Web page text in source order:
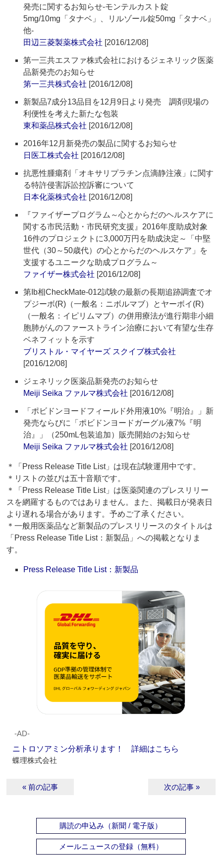
発売に関するお知らせ‐モンテルカスト錠
5mg/10mg「タナベ」、リルゾール錠50mg「タナベ」
他‐
田辺三菱製薬株式会社 [2016/12/08]
第一三共エスファ株式会社におけるジェネリック医薬
品新発売のお知らせ
第一三共株式会社 [2016/12/08]
新製品7成分13品目を12月9日より発売 調剤現場の
利便性を考えた新たな包装
東和薬品株式会社 [2016/12/08]
2016年12月新発売の製品に関するお知らせ
日医工株式会社 [2016/12/08]
抗悪性腫瘍剤「オキサリプラチン点滴静注液」に関す
る特許侵害訴訟控訴審について
日本化薬株式会社 [2016/12/08]
『ファイザープログラム～心とからだのヘルスケアに
関する市民活動・市民研究支援』2016年度助成対象
16件のプロジェクトに3,000万円を助成決定～「中堅
世代（30～50歳代）の心とからだのヘルスケア」を
支援するユニークな助成プログラム～
ファイザー株式会社 [2016/12/08]
第Ib相CheckMate-012試験の最新の長期追跡調査でオ
プジーボ(R)（一般名：ニボルマブ）とヤーボイ(R)
（一般名：イピリムマブ）の併用療法が進行期非小細
胞肺がんのファーストライン治療において有望な生存
ベネフィットを示す
ブリストル・マイヤーズ スクイブ株式会社
[2016/12/08]
ジェネリック医薬品新発売のお知らせ
Meiji Seika ファルマ株式会社 [2016/12/08]
「ポビドンヨードフィールド外用液10%『明治』」新
発売ならびに「ポビドンヨードガーグル液7%『明
治』」（250mL包装追加）販売開始のお知らせ
Meiji Seika ファルマ株式会社 [2016/12/08]
＊「Press Release Title List」は現在試験運用中です。
＊リストの並びは五十音順です。
＊「Press Release Title List」は医薬関連のプレスリリー
スを網羅するものではありません。また、掲載日が発表日
より遅れる場合があります。予めご了承ください。
＊一般用医薬品など新製品のプレスリリースのタイトルは
「Press Release Title List：新製品」への掲載となりま
す。
Press Release Title List：新製品
‐AD‐
ニトロソアミン分析承ります！ 詳細はこちら
蝶理株式会社
« 前の記事 次の記事 »
購読の申込み（新聞 / 電子版）
メールニュースの登録（無料）